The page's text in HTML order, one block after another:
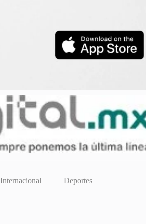
Internacional Deportes